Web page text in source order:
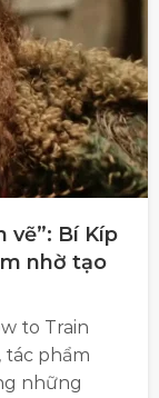
vẽ”: Bí Kíp
nhờ tạo
to Train
tác phẩm
những